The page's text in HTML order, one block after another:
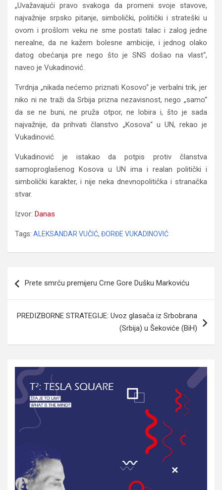
„Uvažavajući pravo svakoga da promeni svoje stavove,
najvažnije srpsko pitanje, simbolički, politički i strateški u
ovom i prošlom veku ne sme postati talac i zalog jedne
nerealne, da ne kažem bolesne ambicije, i jednog olako
datog obećanja pre nego što je SNS došao na vlast“,
naveo je Vukadinović.
Tvrdnja „nikada nećemo priznati Kosovo“ je verbalni trik, jer
niko ni ne traži da Srbija prizna nezavisnost, nego „samo“
da se ne buni, ne pruža otpor, ne lobira i, što je sada
najvažnije, da prihvati članstvo „Kosova“ u UN, rekao je
Vukadinović.
Vukadinović je istakao da potpis protiv članstva
samoproglašenog Kosova u UN ima i realan politički i
simbolički karakter, i nije neka dnevnopolitička i stranačka
stvar.
Izvor: Danas
Tags: ALEKSANDAR VUČIĆ, ĐORĐE VUKADINOVIĆ
članaka
Prete smrću premijeru Crne Gore Dušku Markoviću
PREDIZBORNE STRATEGIJE: Uvoz glasača iz Srbobrana
(Srbija) u Šekoviće (BiH)